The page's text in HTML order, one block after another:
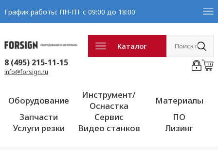
График работы: ПН-ПТ с 09:00 до 18:00
Каталог
8 (495) 215-11-15
info@forsign.ru
Оборудование
Инструмент/
Оснастка
Материалы
Запчасти
Сервис
ПО
Услуги резки
Видео станков Лизинг